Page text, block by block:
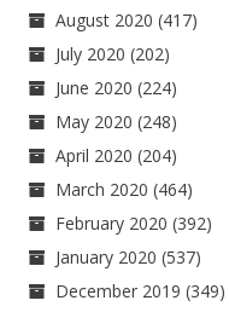
August 2020 (417)
July 2020 (202)
June 2020 (224)
May 2020 (248)
April 2020 (204)
March 2020 (464)
February 2020 (392)
January 2020 (537)
December 2019 (349)